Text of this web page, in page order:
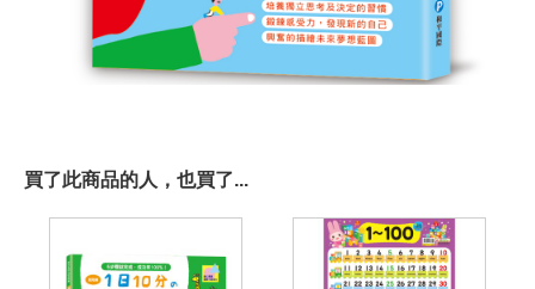
買了此商品的人，也買了...